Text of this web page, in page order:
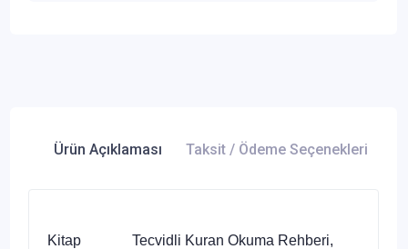
Ürün Açıklaması Taksit / Ödeme Seçenekleri
Kitap Tecvidli Kuran Okuma Rehberi,